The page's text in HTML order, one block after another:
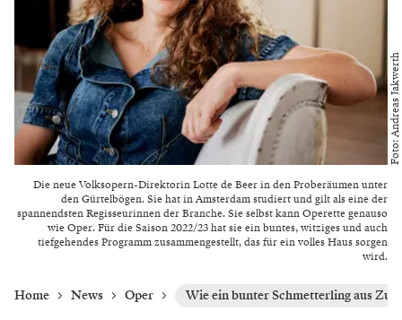
Die neue Volksopern-Direktorin Lotte de Beer in den Proberäumen unter
den Gürtelbögen. Sie hat in Amsterdam studiert und gilt als eine der
spannendsten Regisseurinnen der Branche. Sie selbst kann Operette genauso
wie Oper. Für die Saison 2022/23 hat sie ein buntes, witziges und auch
tiefgehendes Programm zusammengestellt, das für ein volles Haus sorgen
wird.
Foto: Andreas Jakwerth
Home News Oper Wie ein bunter Schmetterling aus